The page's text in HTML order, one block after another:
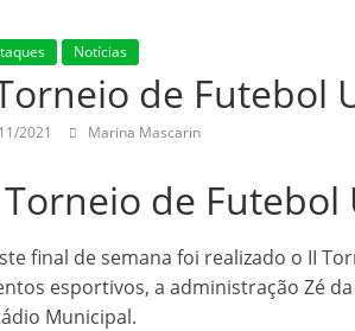
Notícias
de Futebol
2021 Marina Mascarin
Torneio de Futebol
final de semana foi realizado o II
esportivos, a administração Zé
Municipal.